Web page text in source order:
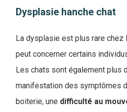
Dysplasie hanche chat
La dysplasie est plus rare chez
peut concerner certains
Les chats sont également plus
manifestation des symptômes
boiterie, une difficulté au